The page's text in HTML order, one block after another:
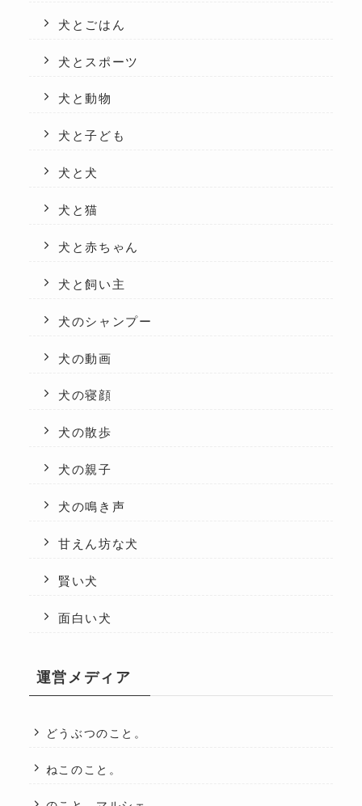
犬とごはん
犬とスポーツ
犬と動物
犬と子ども
犬と犬
犬と猫
犬と赤ちゃん
犬と飼い主
犬のシャンプー
犬の動画
犬の寝顔
犬の散歩
犬の親子
犬の鳴き声
甘えん坊な犬
賢い犬
面白い犬
運営メディア
どうぶつのこと。
ねこのこと。